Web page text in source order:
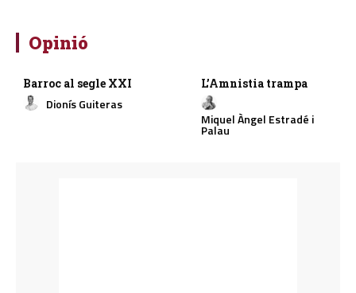
Opinió
Barroc al segle XXI
Dionís Guiteras
L’Amnistia trampa
Miquel Àngel Estradé i
Palau